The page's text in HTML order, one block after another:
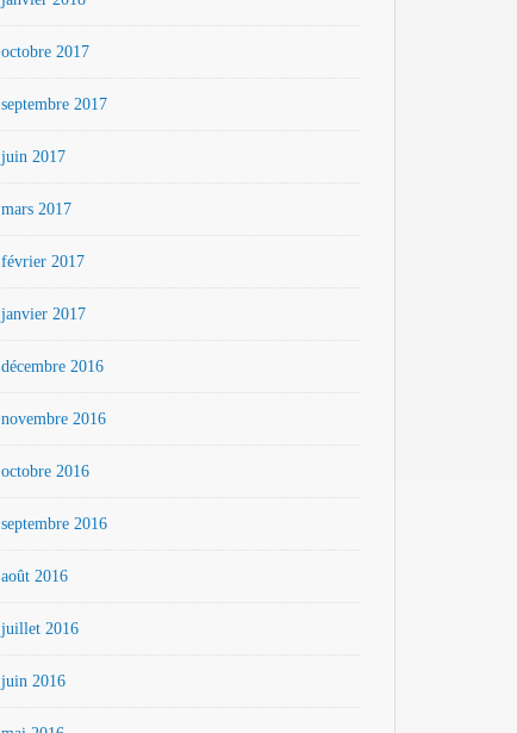
octobre 2017
septembre 2017
juin 2017
mars 2017
février 2017
janvier 2017
décembre 2016
novembre 2016
octobre 2016
septembre 2016
août 2016
juillet 2016
juin 2016